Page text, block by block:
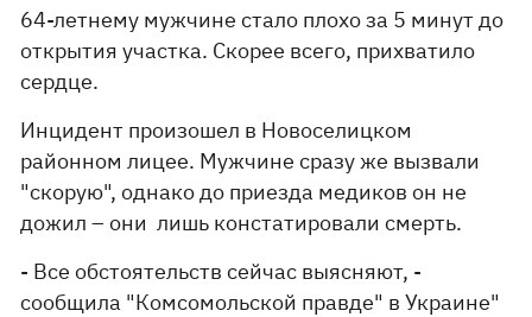
64-летнему мужчине стало плохо за 5 минут до
открытия участка. Скорее всего, прихватило
сердце.
Инцидент произошел в Новоселицком
районном лицее. Мужчине сразу же вызвали
"скорую", однако до приезда медиков он не
дожил – они лишь констатировали смерть.
- Все обстоятельств сейчас выясняют, -
сообщила "Комсомольской правде" в Украине"